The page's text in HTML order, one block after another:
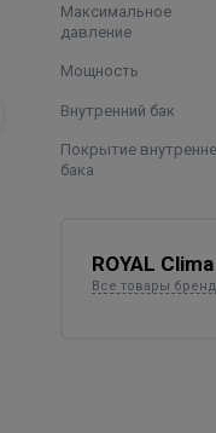
Максимальное
давление
Мощность
Внутренний бак
Покрытие
бака
ROYAL Clima
Все товары